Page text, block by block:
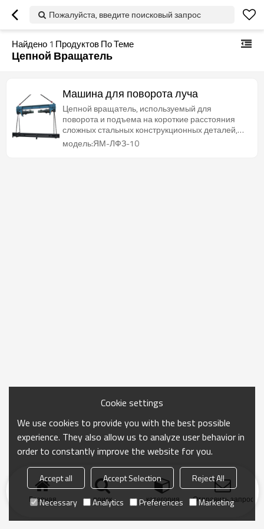
Пожалуйста, введите поисковый запрос
Найдено 1 Продуктов По Теме
Цепной Вращатель
Машина для поворота луча
Цепной вращатель, используемый для
поворота и подъема на короткие расстояния
сложных стальных конструкционных деталей,
предназначенных для тяжелых условий
эксплуатации.
модель:ЯМ-ЛФЗ-10
Главная поиск категория Отправить запрос
Cookie settings
We use cookies to provide you with the best possible
experience. They also allow us to analyze user behavior in
order to constantly improve the website for you.
Accept all Accept Selection
Reject All
Necessary
Analytics Preferences Marketing